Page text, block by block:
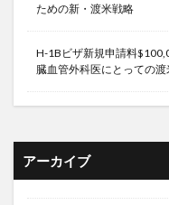
ための新・渡米戦略
H-1Bビザ新規申請料
臓血管外科医にとっての
アーカイブ